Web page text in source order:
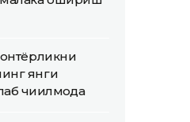
янги
чиқилмоқда